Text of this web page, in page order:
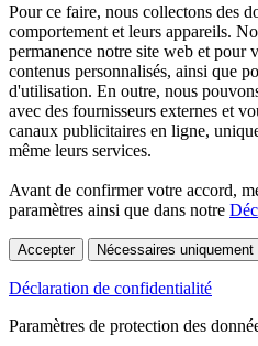
Pour ce faire, nous collectons des
comportement et leurs appareils.
permanence notre site web et pour
contenus personnalisés, ainsi que
d'utilisation. En outre, nous
avec des fournisseurs externes et
canaux publicitaires en ligne,
même leurs services.
Avant de confirmer votre accord,
paramètres ainsi que dans notre
Accepter Nécessaires uniquement
Déclaration de confidentialité
Paramètres de protection des